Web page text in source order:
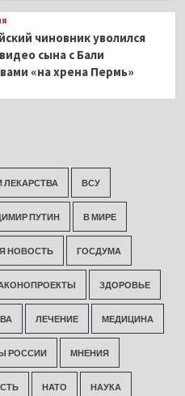
чиновник уволился
сына с Бали
«на хрена Пермь»
ЛЕКАРСТВА ВСУ
ПУТИН В МИРЕ
НОВОСТЬ ГОСДУМА
ЗДОРОВЬЕ
ЛЕЧЕНИЕ МЕДИЦИНА
РОССИИ МНЕНИЯ
НАТО НАУКА